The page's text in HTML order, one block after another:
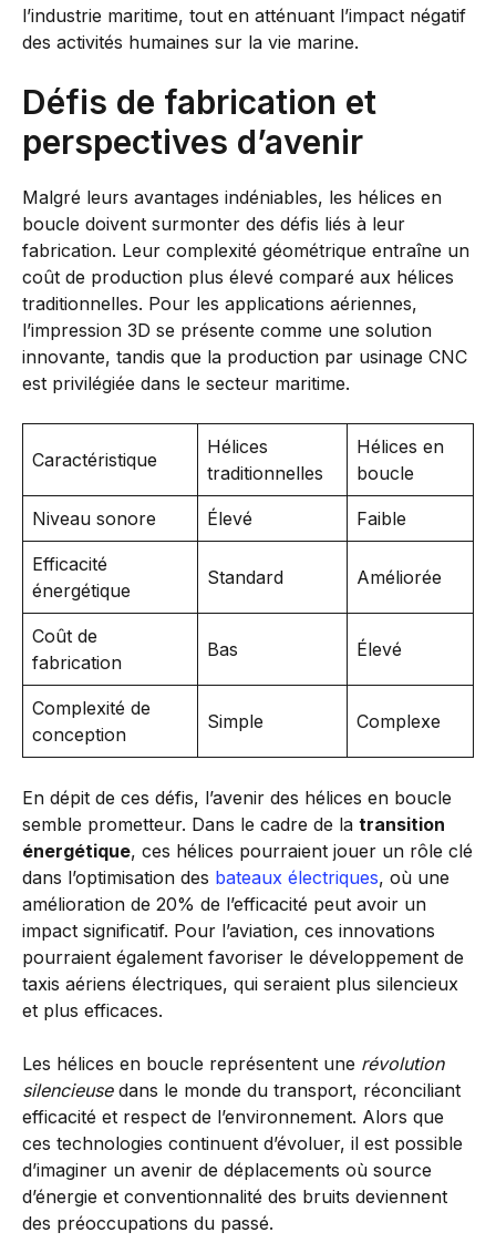
l’industrie maritime, tout en atténuant l’impact négatif
des activités humaines sur la vie marine.
Défis de fabrication et
perspectives d’avenir
Malgré leurs avantages indéniables, les hélices en
boucle doivent surmonter des défis liés à leur
fabrication. Leur complexité géométrique entraîne un
coût de production plus élevé comparé aux hélices
traditionnelles. Pour les applications aériennes,
l’impression 3D se présente comme une solution
innovante, tandis que la production par usinage CNC
est privilégiée dans le secteur maritime.
Caractéristique
Hélices
traditionnelles
Hélices en
boucle
Niveau sonore Élevé Faible
Efficacité
énergétique
Standard Améliorée
Coût de
fabrication
Bas Élevé
Complexité de
conception
Simple Complexe
En dépit de ces défis, l’avenir des hélices en boucle
semble prometteur. Dans le cadre de la transition
énergétique, ces hélices pourraient jouer un rôle clé
dans l’optimisation des bateaux électriques, où une
amélioration de 20% de l’efficacité peut avoir un
impact significatif. Pour l’aviation, ces innovations
pourraient également favoriser le développement de
taxis aériens électriques, qui seraient plus silencieux
et plus efficaces.
Les hélices en boucle représentent une révolution
silencieusedans le monde du transport, réconciliant
efficacité et respect de l’environnement. Alors que
ces technologies continuent d’évoluer, il est possible
d’imaginer un avenir de déplacements où source
d’énergie et conventionnalité des bruits deviennent
des préoccupations du passé.